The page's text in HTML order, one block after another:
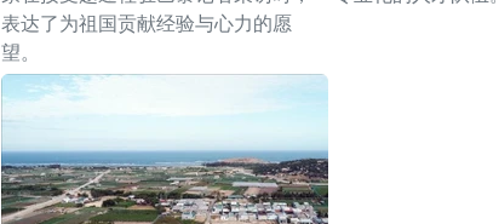
表达了为祖国贡献经验与心力的愿
望。